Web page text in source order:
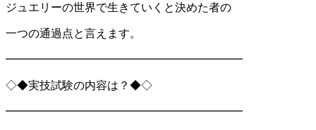
ジュエリーの世界で生きていくと決めた者の
一つの通過点と言えます。
━━━━━━━━━━━━━━━━━━━━━
◇◆実技試験の内容は？◆◇
━━━━━━━━━━━━━━━━━━━━━